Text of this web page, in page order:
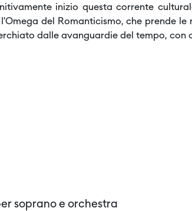
inizio questa corrente
del Romanticismo, che prende
dalle avanguardie del tempo, con
soprano e orchestra